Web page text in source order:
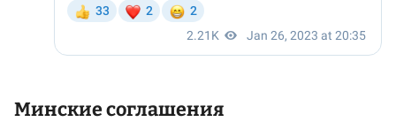
Минские соглашения